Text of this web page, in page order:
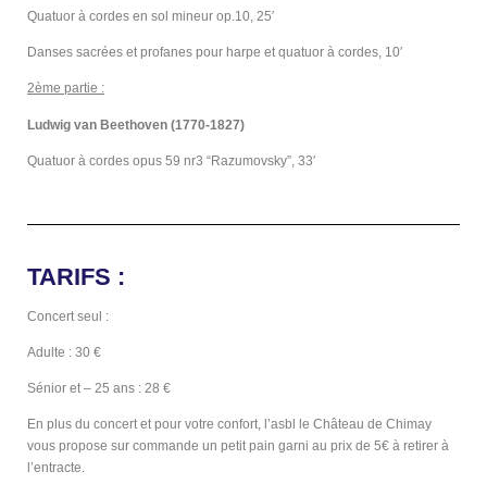
Quatuor à cordes en sol mineur op.10, 25′
Danses sacrées et profanes pour harpe et quatuor à cordes, 10′
2ème partie :
Ludwig van Beethoven (1770-1827)
Quatuor à cordes opus 59 nr3 “Razumovsky”, 33′
TARIFS :
Concert seul :
Adulte : 30 €
Sénior et – 25 ans : 28 €
En plus du concert et pour votre confort, l’asbl le Château de Chimay
vous propose sur commande un petit pain garni au prix de 5€ à retirer à
l’entracte.